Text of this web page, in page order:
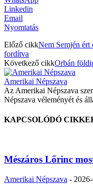
Linkedin
Email
Nyomtatás
Előző cikkNem Semjén ért
fordítva
Következő cikkOrbán
Amerikai Népszava
Az Amerikai Népszava
Népszava véleményét és
KAPCSOLÓDÓ
Mészáros Lőrinc
Amerikai Népszava -